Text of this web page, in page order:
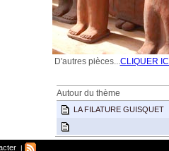
D'autres pièces...CLIQUER ICI
Autour du thème
LA FILATURE GUISQUET
|